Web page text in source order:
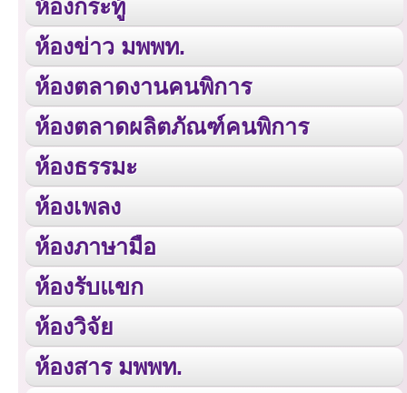
ห้องกระทู้
ห้องข่าว มพพท.
ห้องตลาดงานคนพิการ
ห้องตลาดผลิตภัณฑ์คนพิการ
ห้องธรรมะ
ห้องเพลง
ห้องภาษามือ
ห้องรับแขก
ห้องวิจัย
ห้องสาร มพพท.